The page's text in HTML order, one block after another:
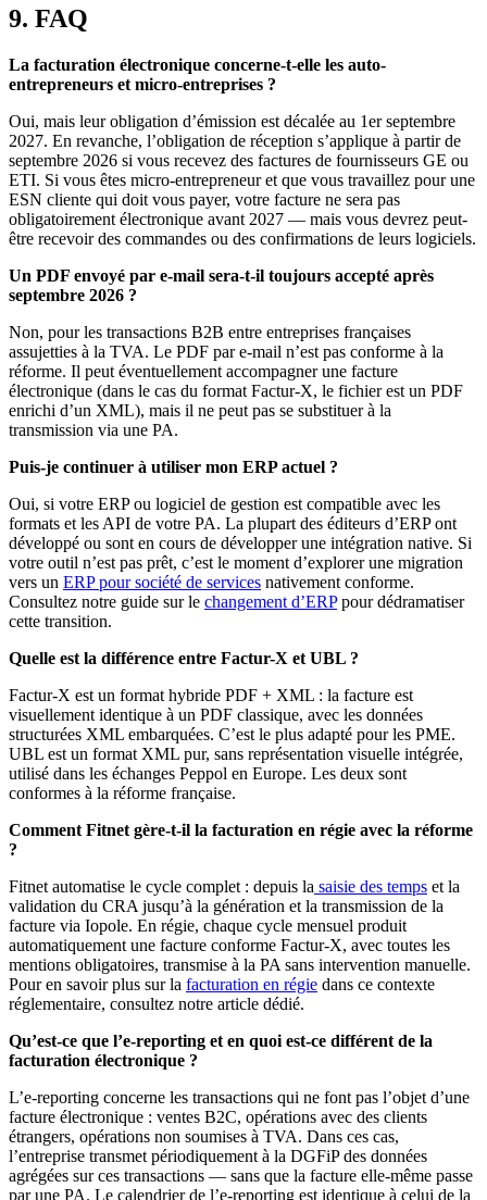
9. FAQ
La facturation électronique concerne-t-elle les auto-
entrepreneurs et micro-entreprises ?
Oui, mais leur obligation d’émission est décalée au 1er septembre
2027. En revanche, l’obligation de réception s’applique à partir de
septembre 2026 si vous recevez des factures de fournisseurs GE ou
ETI. Si vous êtes micro-entrepreneur et que vous travaillez pour une
ESN cliente qui doit vous payer, votre facture ne sera pas
obligatoirement électronique avant 2027 — mais vous devrez peut-
être recevoir des commandes ou des confirmations de leurs logiciels.
Un PDF envoyé par e-mail sera-t-il toujours accepté après
septembre 2026 ?
Non, pour les transactions B2B entre entreprises françaises
assujetties à la TVA. Le PDF par e-mail n’est pas conforme à la
réforme. Il peut éventuellement accompagner une facture
électronique (dans le cas du format Factur-X, le fichier est un PDF
enrichi d’un XML), mais il ne peut pas se substituer à la
transmission via une PA.
Puis-je continuer à utiliser mon ERP actuel ?
Oui, si votre ERP ou logiciel de gestion est compatible avec les
formats et les API de votre PA. La plupart des éditeurs d’ERP ont
développé ou sont en cours de développer une intégration native. Si
votre outil n’est pas prêt, c’est le moment d’explorer une migration
vers un ERP pour société de services nativement conforme.
Consultez notre guide sur le changement d’ERPpour dédramatiser
cette transition.
Quelle est la différence entre Factur-X et UBL ?
Factur-X est un format hybride PDF + XML : la facture est
visuellement identique à un PDF classique, avec les données
structurées XML embarquées. C’est le plus adapté pour les PME.
UBL est un format XML pur, sans représentation visuelle intégrée,
utilisé dans les échanges Peppol en Europe. Les deux sont
conformes à la réforme française.
Comment Fitnet gère-t-il la facturation en régie avec la réforme
?
Fitnet automatise le cycle complet : depuis la saisie des temps et la
validation du CRA jusqu’à la génération et la transmission de la
facture via Iopole. En régie, chaque cycle mensuel produit
automatiquement une facture conforme Factur-X, avec toutes les
mentions obligatoires, transmise à la PA sans intervention manuelle.
Pour en savoir plus sur la facturation en régie dans ce contexte
réglementaire, consultez notre article dédié.
Qu’est-ce que l’e-reporting et en quoi est-ce différent de la
facturation électronique ?
L’e-reporting concerne les transactions qui ne font pas l’objet d’une
facture électronique : ventes B2C, opérations avec des clients
étrangers, opérations non soumises à TVA. Dans ces cas,
l’entreprise transmet périodiquement à la DGFiP des données
agrégées sur ces transactions — sans que la facture elle-même passe
par une PA. Le calendrier de l’e-reporting est identique à celui de la